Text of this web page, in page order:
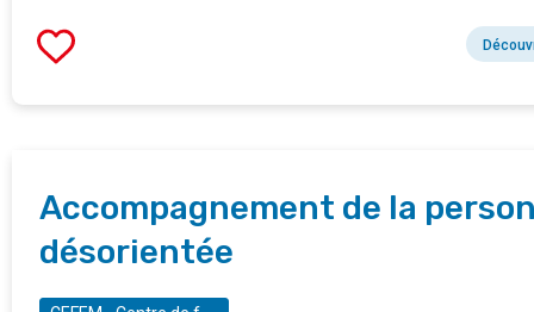
Accompagnement de la
désorientée